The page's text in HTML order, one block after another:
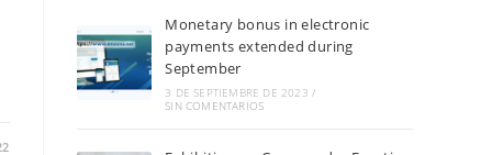
Monetary bonus in electronic
payments extended during
September
3 DE SEPTIEMBRE DE 2023 /
SIN COMENTARIOS